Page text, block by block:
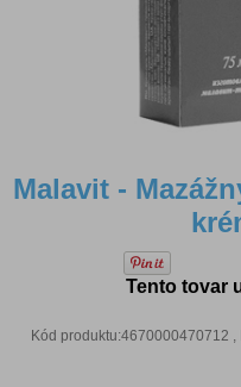
Malavit -
Tento tovar
Kód produktu:4670000470712